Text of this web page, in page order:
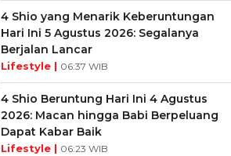
4 Shio yang Menarik Keberuntungan
Hari Ini 5 Agustus 2026: Segalanya
Berjalan Lancar
Lifestyle | 06:37 WIB
4 Shio Beruntung Hari Ini 4 Agustus
2026: Macan hingga Babi Berpeluang
Dapat Kabar Baik
Lifestyle | 06:23 WIB